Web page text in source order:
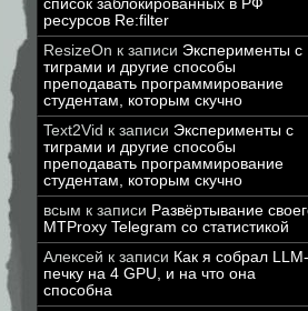
список заблокированных в РФ
ресурсов Re:filter
ResizeOn к записи Эксперименты с
тиграми и другие способы
преподавать программирование
студентам, которым скучно
Text2Vid к записи Эксперименты с
тиграми и другие способы
преподавать программирование
студентам, которым скучно
всым к записи Развёртывание
MTProxy Telegram со статистикой
Алексей к записи Как я собрал LLM-
печку на 4 GPU, и на что она
способна